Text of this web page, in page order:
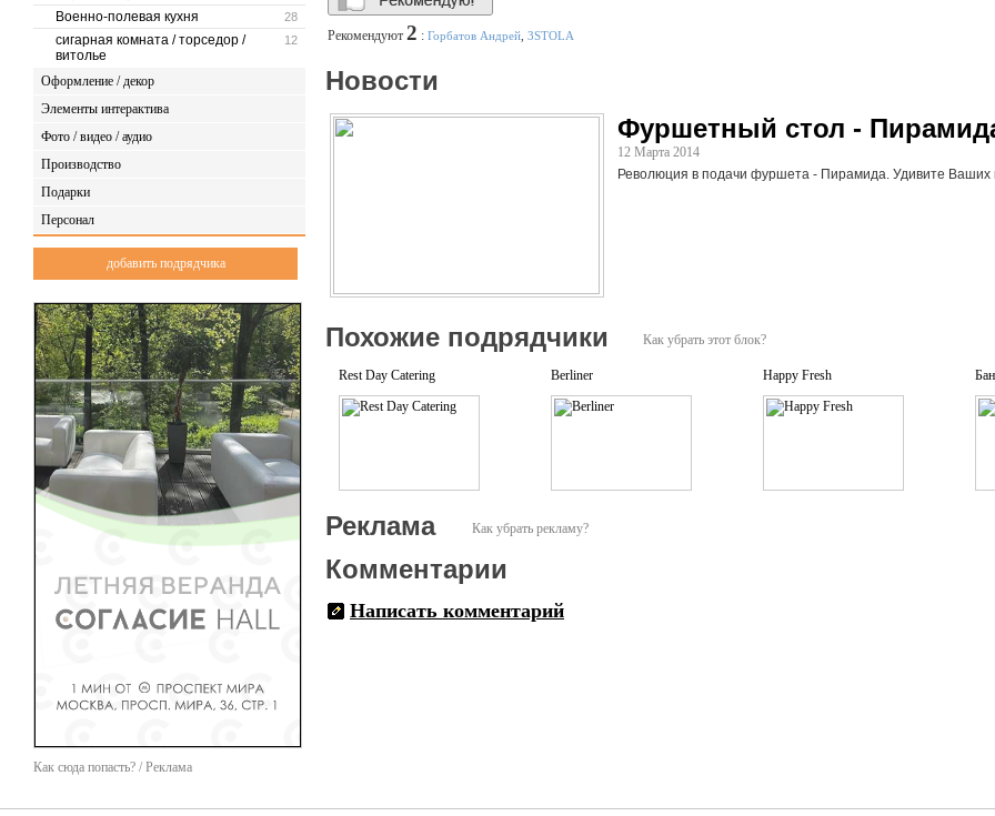
28
Военно-полевая кухня
12
сигарная комната / торседор /
витолье
Оформление / декор
Элементы интерактива
Фото / видео / аудио
Производство
Подарки
Персонал
добавить подрядчика
Как сюда попасть? / Реклама
Рекомендуют 2 : Горбатов Андрей 3STOLA
Новости
Фуршетный стол -
12 Марта 2014
Революция в подачи фуршета - Пирамида. Удивите Ваших
Как убрать этот блок?
Похожие подрядчики
Rest Day Catering Berliner Happy Fresh
Как убрать рекламу?
Реклама
Комментарии
Написать комментарий